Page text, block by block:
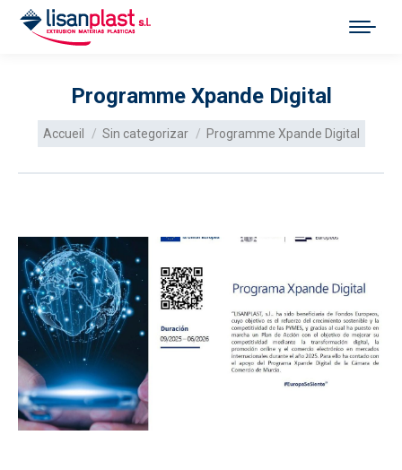
Programme Xpande Digital
Vous êtes ici :
Accueil Sin categorizar Programme Xpande Digital